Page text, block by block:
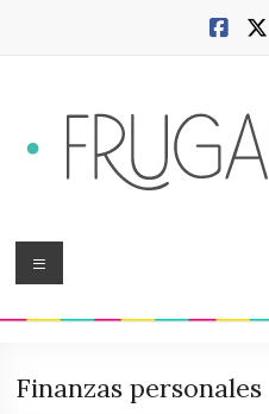
Frugalísima
ciudad,
Menú
Finanzas personales